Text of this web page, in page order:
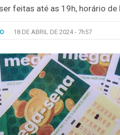
feitas até as 19h, horário de
18 DE ABRIL DE 2024 - 7h57